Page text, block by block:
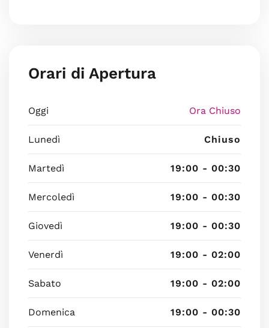
Orari di Apertura
Oggi Ora Chiuso
Lunedì Chiuso
Martedì 19:00 - 00:30
Mercoledì 19:00 - 00:30
Giovedì 19:00 - 00:30
Venerdì 19:00 - 02:00
Sabato 19:00 - 02:00
Domenica 19:00 - 00:30